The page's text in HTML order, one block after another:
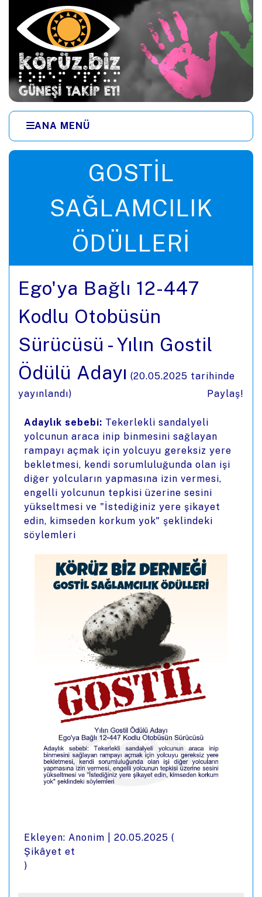
Ana içeriğe zıpla
ANA MENÜ
GOSTIL
SAĞLAMCILIK
ÖDÜLLERI
Ego'ya Bağlı 12-447
Kodlu Otobüsün
Sürücüsü - Yılın Gostil
Ödülü Adayı (20.05.2025 tarihinde
yayınlandı)
Paylaş!
Adaylık sebebi: Tekerlekli sandalyeli
yolcunun araca inip binmesini sağlayan
rampayı açmak için yolcuyu gereksiz yere
bekletmesi, kendi sorumluluğunda olan işi
diğer yolcuların yapmasına izin vermesi,
engelli yolcunun tepkisi üzerine sesini
yükseltmesi ve "İstediğiniz yere şikayet
edin, kimseden korkum yok" şeklindeki
söylemleri
Ekleyen: Anonim | 20.05.2025 (
Şikâyet et
)
Menüye zıpla